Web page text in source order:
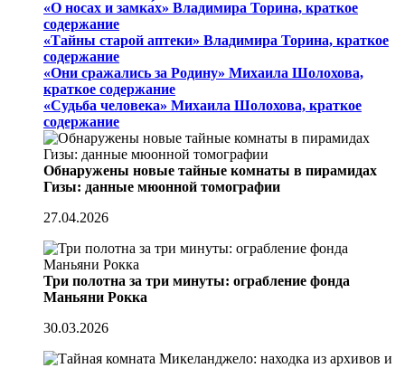
«О носах и замка́х» Владимира Торина, краткое
содержание
«Тайны старой аптеки» Владимира Торина, краткое
содержание
«Они сражались за Родину» Михаила Шолохова,
краткое содержание
«Судьба человека» Михаила Шолохова, краткое
содержание
Обнаружены новые тайные комнаты в пирамидах
Гизы: данные мюонной томографии
27.04.2026
Три полотна за три минуты: ограбление фонда
Маньяни Рокка
30.03.2026